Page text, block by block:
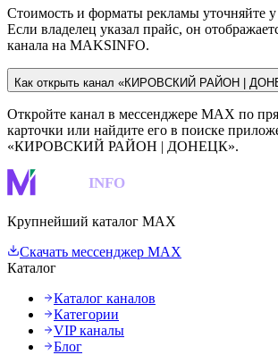
Стоимость и форматы рекламы уточняйте у
Если владелец указал прайс, он
канала на MAKSINFO.
Как открыть канал «КИРОВСКИЙ РАЙОН |
Откройте канал в мессенджере MAX по
карточки или найдите его в поиске
«КИРОВСКИЙ РАЙОН | ДОНЕЦК».
INFO
Крупнейший каталог MAX
Скачать мессенджер MAX
Каталог
Каталог каналов
Категории
VIP каналы
Блог